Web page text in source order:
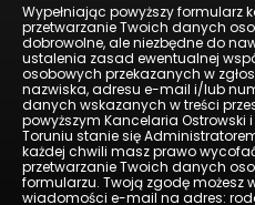
Wypełniając powyższy formularz
przetwarzanie Twoich danych
dobrowolne, ale niezbędne do
ustalenia zasad ewentualnej
osobowych przekazanych w
nazwiska, adresu e-mail i/lub
danych wskazanych w treści
powyższym Kancelaria Ostrowski
Toruniu stanie się
każdej chwili masz prawo
przetwarzanie Twoich danych
formularzu. Twoją zgodę możesz
wiadomości e-mail na adres: